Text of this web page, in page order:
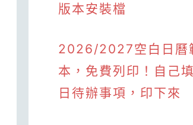
版本安裝檔
2026/2027空白日曆
本，免費列印！自己
日待辦事項，印下來